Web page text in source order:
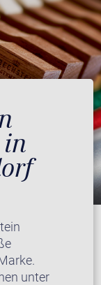
unter